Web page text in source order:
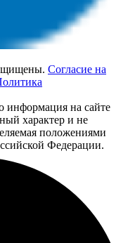
Согласие на
информация на сайте
характер и не
положениями
Федерации.